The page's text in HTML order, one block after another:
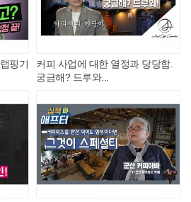
핑기
커피 사업에 대한 열정과 당당함.
궁금해? 드루와...